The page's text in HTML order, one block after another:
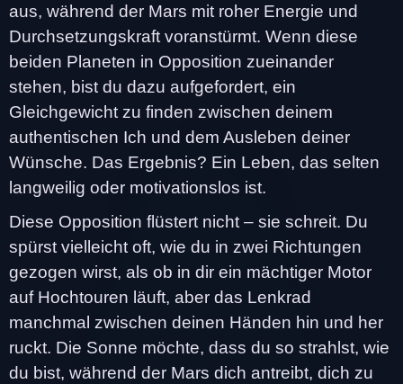
aus, während der Mars mit roher Energie und
Durchsetzungskraft voranstürmt. Wenn diese
beiden Planeten in Opposition zueinander
stehen, bist du dazu aufgefordert, ein
Gleichgewicht zu finden zwischen deinem
authentischen Ich und dem Ausleben deiner
Wünsche. Das Ergebnis? Ein Leben, das selten
langweilig oder motivationslos ist.
Diese Opposition flüstert nicht – sie schreit. Du
spürst vielleicht oft, wie du in zwei Richtungen
gezogen wirst, als ob in dir ein mächtiger Motor
auf Hochtouren läuft, aber das Lenkrad
manchmal zwischen deinen Händen hin und her
ruckt. Die Sonne möchte, dass du so strahlst, wie
du bist, während der Mars dich antreibt, dich zu